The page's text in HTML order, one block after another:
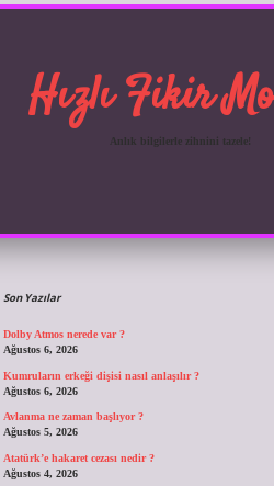
Hızlı Fikir
Anlık bilgilerle zihnini tazele!
Sidebar
Son Yazılar
Dolby Atmos nerede var ?
Ağustos 6, 2026
Kumruların erkeği dişisi nasıl anlaşılır ?
Ağustos 6, 2026
Avlanma ne zaman başlıyor ?
Ağustos 5, 2026
Atatürk’e hakaret cezası nedir ?
Ağustos 4, 2026